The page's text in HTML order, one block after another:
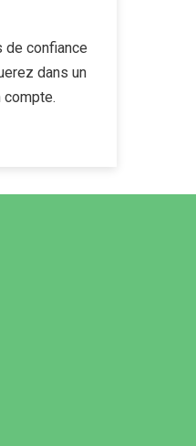
confiance
dans un
compte.